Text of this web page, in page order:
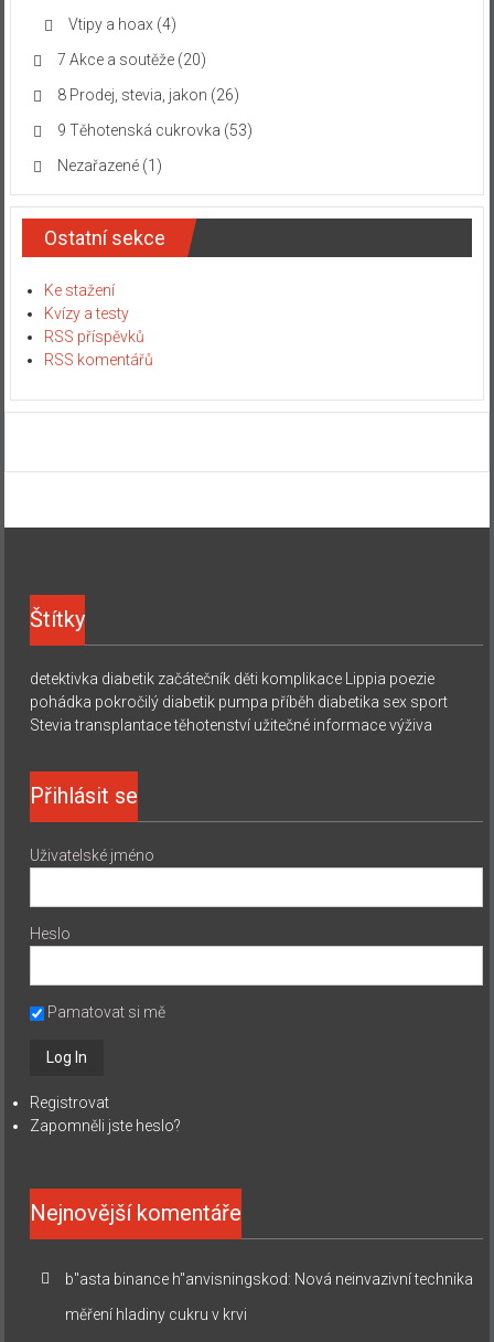
Vtipy a hoax(4)
7 Akce a soutěže(20)
8 Prodej, stevia, jakon (26)
9 Těhotenská cukrovka (53)
Nezařazené(1)
Ostatní sekce
Ke stažení
Kvízy a testy
RSS příspěvků
RSS komentářů
Štítky
detektivka diabetik začátečník děti komplikace Lippia poezie
pohádka pokročilý diabetik pumpa příběh diabetika sex sport
Stevia transplantace těhotenství užitečné informace výživa
Přihlásit se
Uživatelské jméno
Heslo
Pamatovat si mě
Registrovat
Zapomněli jste heslo?
Nejnovější komentáře
b"asta binance h"anvisningskod: Nová neinvazivní technika
měření hladiny cukru v krvi